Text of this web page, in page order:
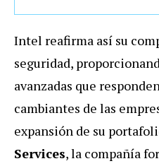
Intel reafirma así su
seguridad,
avanzadas que
cambiantes de las
expansión de su
Services, la compañía